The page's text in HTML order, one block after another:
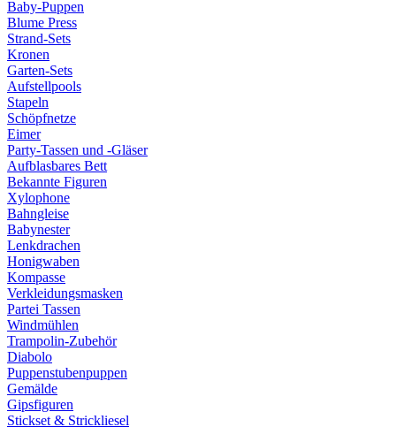
Baby-Puppen
Blume Press
Strand-Sets
Kronen
Garten-Sets
Aufstellpools
Stapeln
Schöpfnetze
Eimer
Party-Tassen und -Gläser
Aufblasbares Bett
Bekannte Figuren
Xylophone
Bahngleise
Babynester
Lenkdrachen
Honigwaben
Kompasse
Verkleidungsmasken
Partei Tassen
Windmühlen
Trampolin-Zubehör
Diabolo
Puppenstubenpuppen
Gemälde
Gipsfiguren
Stickset & Strickliesel